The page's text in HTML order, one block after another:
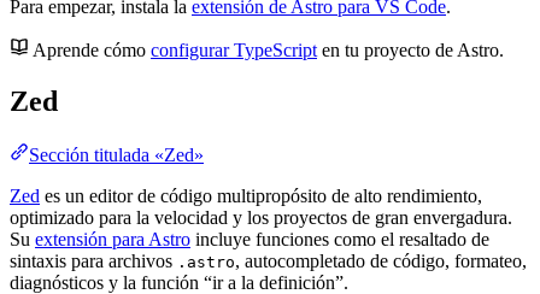
Para empezar, instala la extensión de Astro para VS Code.
Aprende cómo configurar TypeScript en tu proyecto de Astro.
Zed
Sección titulada «Zed»
Zed es un editor de código multipropósito de alto rendimiento,
optimizado para la velocidad y los proyectos de gran envergadura.
Su extensión para Astro incluye funciones como el resaltado de
sintaxis para archivos .astro, autocompletado de código, formateo,
diagnósticos y la función “ir a la definición”.